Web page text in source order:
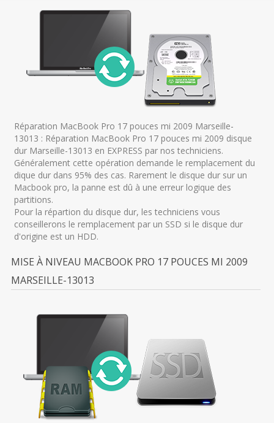
Réparation MacBook Pro 17 pouces mi 2009 Marseille-
13013 : Réparation MacBook Pro 17 pouces mi 2009 disque
dur Marseille-13013 en EXPRESS par nos techniciens.
Généralement cette opération demande le remplacement du
dique dur dans 95% des cas. Rarement le disque dur sur un
Macbook pro, la panne est dû à une erreur logique des
partitions.
Pour la répartion du disque dur, les techniciens vous
conseillerons le remplacement par un SSD si le disque dur
d'origine est un HDD.
MISE À NIVEAU MACBOOK PRO 17 POUCES MI 2009
MARSEILLE-13013